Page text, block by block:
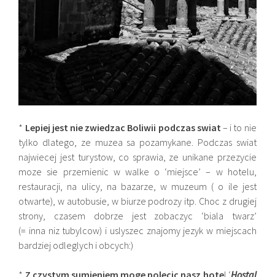
* Lepiej jest nie zwiedzac Boliwii podczas swiat – i to nie
tylko dlatego, ze muzea sa pozamykane. Podczas swiat
najwiecej jest turystow, co sprawia, ze unikane przezycie
moze sie przemienic w walke o ‘miejsce’ – w hotelu,
restauracji, na ulicy, na bazarze, w muzeum ( o ile jest
otwarte), w autobusie, w biurze podrozy itp. Choc z drugiej
strony, czasem dobrze jest zobaczyc ‘biala twarz’
(= inna niz tubylcow) i uslyszec znajomy jezyk w miejscach
bardziej odleglych i obcych:)